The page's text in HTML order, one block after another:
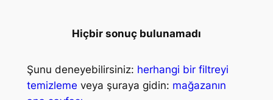
Hiçbir sonuç bulunamadı
Şunu deneyebilirsiniz: herhangi bir filtreyi
temizleme veya şuraya gidin: mağazanın